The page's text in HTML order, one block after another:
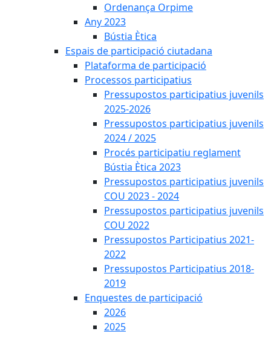
Ordenança Orpime
Any 2023
Bústia Ètica
Espais de participació ciutadana
Plataforma de participació
Processos participatius
Pressupostos participatius juvenils
2025-2026
Pressupostos participatius juvenils
2024 / 2025
Procés participatiu reglament
Bústia Ètica 2023
Pressupostos participatius juvenils
COU 2023 - 2024
Pressupostos participatius juvenils
COU 2022
Pressupostos Participatius 2021-
2022
Pressupostos Participatius 2018-
2019
Enquestes de participació
2026
2025